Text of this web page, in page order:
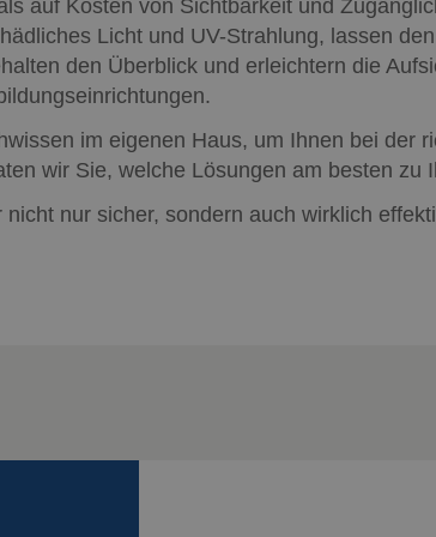
auf Kosten von Sichtbarkeit und
Licht und UV-Strahlung, lassen
den Überblick und erleichtern die
im eigenen Haus, um Ihnen bei der
wir Sie, welche Lösungen am besten zu
nur sicher, sondern auch wirklich
1 Tag
Dieses Cookie ist mit Microsoft Clarity
wird verwendet, um Informationen über
und mehrere Seitenansichten zu einer
Analysezwecke zu kombinieren.